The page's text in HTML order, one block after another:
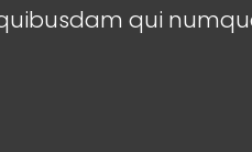
qui